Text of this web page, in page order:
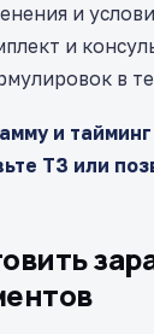
и
и
в
и
ТЗ или